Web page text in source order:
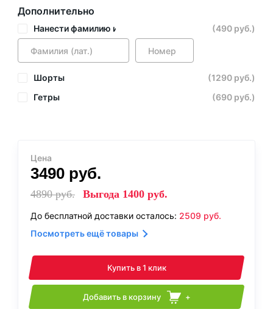
Дополнительно
Нанести фамилию и номер (490 руб.)
Шорты
(1290 руб.)
Гетры
(690 руб.)
Цена
3490 руб.
4890руб. Выгода 1400 руб.
До бесплатной доставки осталось: 2509 руб.
Посмотреть ещё товары
Купить в 1 клик
Добавить в корзину +